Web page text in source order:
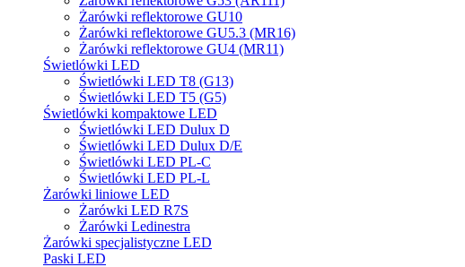
Żarówki reflektorowe GU10
Żarówki reflektorowe GU5.3 (MR16)
Żarówki reflektorowe GU4 (MR11)
Świetlówki LED
Świetlówki LED T8 (G13)
Świetlówki LED T5 (G5)
Świetlówki kompaktowe LED
Świetlówki LED Dulux D
Świetlówki LED Dulux D/E
Świetlówki LED PL-C
Świetlówki LED PL-L
Żarówki liniowe LED
Żarówki LED R7S
Żarówki Ledinestra
Żarówki specjalistyczne LED
Paski LED